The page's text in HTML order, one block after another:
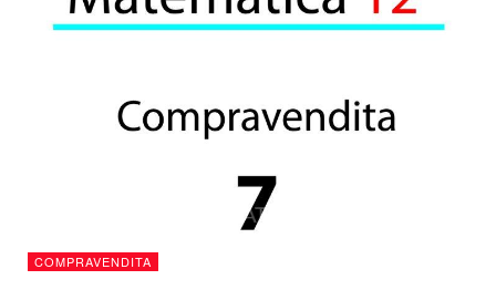
COMPRAVENDITA